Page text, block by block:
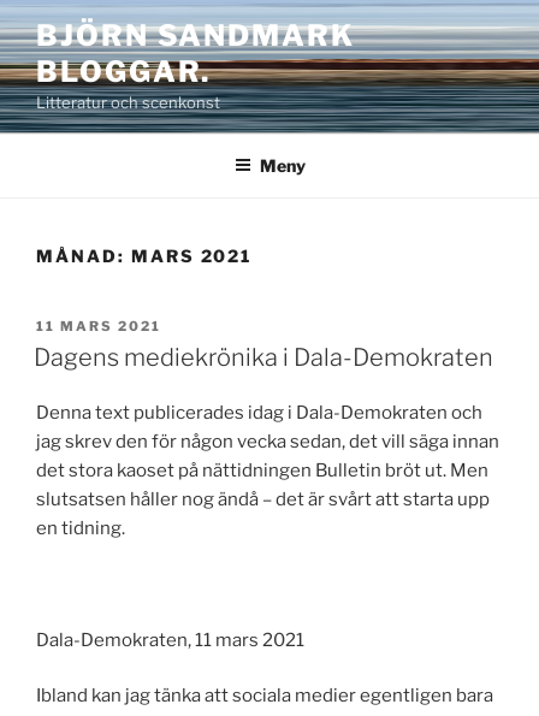
Hoppa
till
innehåll
BJÖRN SANDMARK
BLOGGAR.
Litteratur och scenkonst
Meny
MÅNAD: MARS 2021
PUBLICERAT
11 MARS 2021
Dagens mediekrönika i Dala-Demokraten
Denna text publicerades idag i Dala-Demokraten och
jag skrev den för någon vecka sedan, det vill säga innan
det stora kaoset på nättidningen Bulletin bröt ut. Men
slutsatsen håller nog ändå – det är svårt att starta upp
en tidning.
Dala-Demokraten, 11 mars 2021
Ibland kan jag tänka att sociala medier egentligen bara